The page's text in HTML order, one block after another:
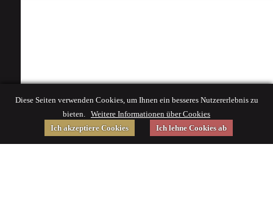
Diese Seiten verwenden Cookies, um Ihnen ein besseres Nutzererlebnis zu
bieten. Weitere Informationen über Cookies
Ich akzeptiere Cookies
Ich lehne Cookies ab